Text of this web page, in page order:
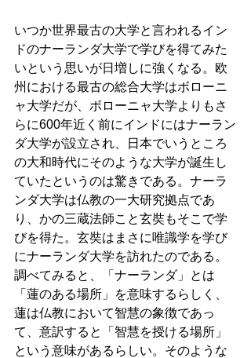
いつか世界最古の大学と言われるイン
ドのナーランダ大学で学びを得てみた
いという思いが日増しに強くなる。欧
州における最古の総合大学はボローニ
ャ大学だが、ボローニャ大学よりもさ
らに600年近く前にインドにはナーラン
ダ大学が設立され、日本でいうところ
の大和時代にそのような大学が誕生し
ていたというのは驚きである。ナーラ
ンダ大学は仏教の一大研究拠点であ
り、かの三蔵法師こと玄奘もそこで学
びを得た。玄奘はまさに唯識学を学び
にナーランダ大学を訪れたのである。
調べてみると、「ナーランダ」とは
「蓮のある場所」を意味するらしく、
蓮は仏教において智慧の象徴であっ
て、意訳すると「智慧を授ける場所」
という意味があるらしい。そのような